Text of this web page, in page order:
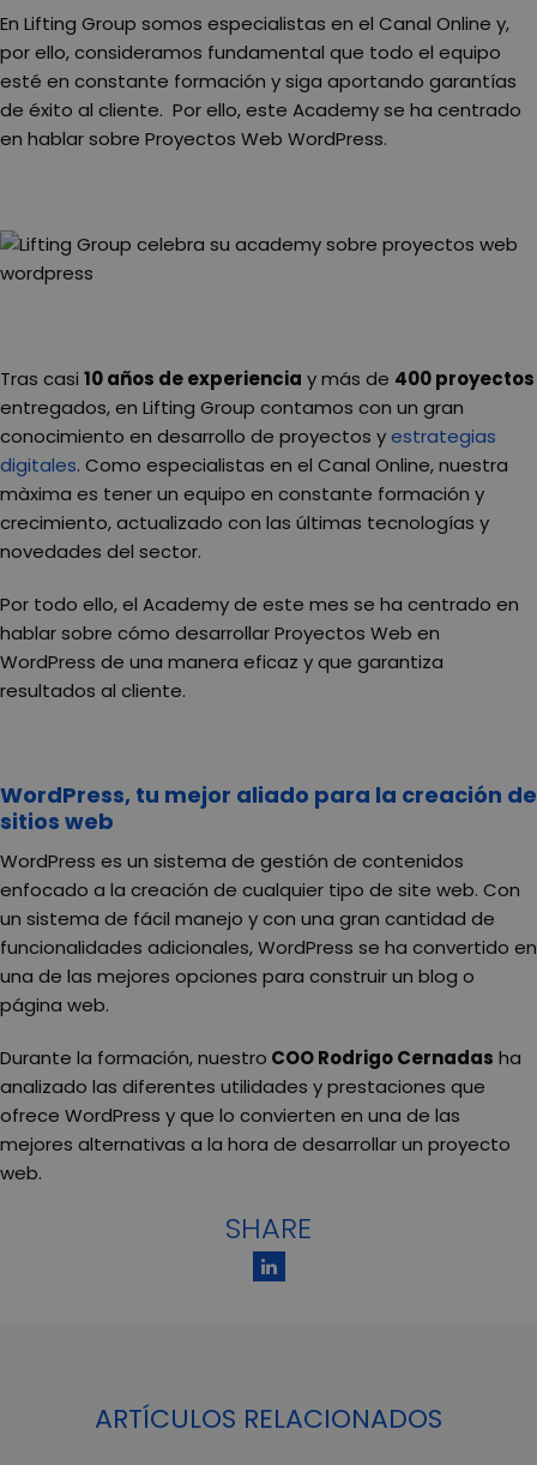
En Lifting Group somos especialistas en el Canal Online y,
por ello, consideramos fundamental que todo el equipo
esté en constante formación y siga aportando garantías
de éxito al cliente. Por ello, este Academy se ha centrado
en hablar sobre Proyectos Web WordPress.
Tras casi 10 años de experiencia y más de 400 proyectos
entregados, en Lifting Group contamos con un gran
conocimiento en desarrollo de proyectos yestrategias
digitales. Como especialistas en el Canal Online, nuestra
màxima es tener un equipo en constante formación y
crecimiento, actualizado con las últimas tecnologías y
novedades del sector.
Por todo ello, el Academy de este mes se ha centrado en
hablar sobre cómo desarrollar Proyectos Web en
WordPress de una manera eficaz y que garantiza
resultados al cliente.
WordPress, tu mejor aliado para la creación de
sitios web
WordPress es un sistema de gestión de contenidos
enfocado a la creación de cualquier tipo de site web. Con
un sistema de fácil manejo y con una gran cantidad de
funcionalidades adicionales, WordPress se ha convertido en
una de las mejores opciones para construir un blog o
página web.
Durante la formación, nuestro COO Rodrigo Cernadas ha
analizado las diferentes utilidades y prestaciones que
ofrece WordPress y que lo convierten en una de las
mejores alternativas a la hora de desarrollar un proyecto
web.
SHARE
ARTÍCULOS RELACIONADOS